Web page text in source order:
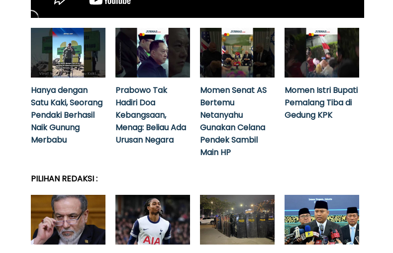
Hanya dengan
Satu Kaki, Seorang
Pendaki Berhasil
Naik Gunung
Merbabu
Prabowo Tak
Hadiri Doa
Kebangsaan,
Menag: Beliau Ada
Urusan Negara
Momen Senat AS
Bertemu
Netanyahu
Gunakan Celana
Pendek Sambil
Main HP
Momen Istri Bupati
Pemalang Tiba di
Gedung KPK
PILIHAN REDAKSI :